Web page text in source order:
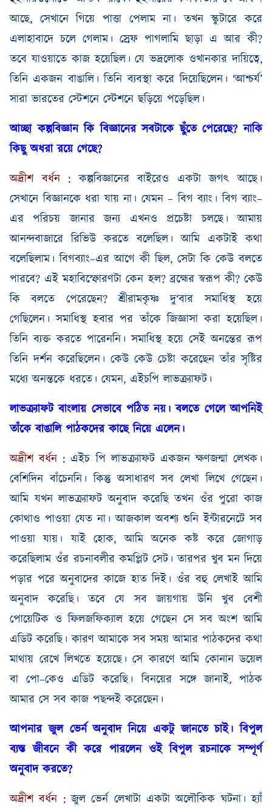
আছে, সেখানে গিয়ে পাত্তা পেলাম না। তখন স্কুটারে করে
এলাহাবাদে চলে গেলাম। স্রেফ পাগলামি ছাড়া এ আর কী?
তবে যাওয়াতে কাজ হয়েছিল। যে ভদ্রলোক ওখানকার দায়িত্বে,
তিনি একজন বাঙালি। তিনি ব্যবস্থা করে দিয়েছিলেন। ‘আশ্চর্য’
সারা ভারতের স্টেশনে স্টেশনে ছড়িয়ে পড়েছিল।
আচ্ছা কল্পবিজ্ঞান কি বিজ্ঞানের সবটাকে ছুঁতে পেরেছে?নাকি
কিছু অধরা রয়ে গেছে?
অদ্রীশ বর্ধন :কল্পবিজ্ঞানের বাইরেও একটা জগৎ আছে।
সেখানে বিজ্ঞানকে ধরা যায় না। যেমন–বিগ ব্যাং।বিগ ব্যাং–
এর পরিচয় জানার জন্য এখনও প্রচেষ্টা চলছে।
আমায়
আনন্দবাজারে রিভিউ করতে বলেছিল। আমি একটাই কথা
বলেছিলাম। বিগব্যাং–এর আগে কী ছিল, সেটা কি কেউ বলতে
পারবে? এই মহাবিস্ফোরণটা কেন হল?ব্রহ্মের স্বরূপ কী? কেউ
কি
বলতে পেরেছেন?শ্রীরামকৃষ্ণ দু‘বার সমাধিস্থ
হয়ে
গেছিলেন। সমাধিস্থ হবার পর তাঁকে জিজ্ঞাসা করা হয়েছিল।
তিনি ব্যক্ত করতে পারেননি। সমাধিস্থ হয়ে সেই অনন্তের রূপ
তিনি দর্শন করেছিলেন। কেউ কেউ চেষ্টা করেছেন তাঁর সৃষ্টির
মধ্যে অনন্তকে ধরতে। যেমন, এইচপি লাভক্র্যাফট।
লাভক্র্যাফট বাংলায় সেভাবে পঠিতনয়। বলতে গেলে আপনিই
তাঁকে বাঙালি পাঠকদের কাছে নিয়ে এলেন।
অদ্রীশ বর্ধন : এইচ পি লাভক্র্যাফট একজন ক্ষণজন্মা লেখক।
বেশিদিন বাঁচেননি। কিন্তু অসাধারণ সব লেখা লিখে গেছেন।
আমি যখন লাভক্র্যাফট অনুবাদ করেছি তখন ওঁর পুরো কাজ
কোথাও পাওয়া যেত না। আজকাল অবশ্য শুনি ইন্টারনেটে সব
পাওয়া যায়। যাই হোক,আমি অনেক কষ্ট করে জোগাড়
করেছিলাম ওঁর রচনাবলীর কমপ্লিট সেট। তারপর খুব মন দিয়ে
পড়ার পরে অনুবাদের কাজে হাত দিই। ওঁর বহু লেখাই আমি
অনুবাদ করেছি। তবে যে সব জায়গায় উনি খুব বেশী
পোয়েটিক ও ফিলজফিক্যাল হয়ে গেছেন সে সব অংশ আমি
এডিট করেছি। কারণ আমাকে সব সময় আমার পাঠকদের কথা
মাথায় রেখে লিখতে হয়েছে। সে কারণে আমি কোনান ডয়েল
বা পো–কেও এডিট করেছি। বিনয়ের সঙ্গে জানাই,পাঠক
আমার সে সব কাজ পছন্দই করেছেন।
আপনার জুল ভের্ন অনুবাদ নিয়ে একটু জানতে চাই। বিপুল
ব্যস্ত জীবনে কী করে পারলেন ওই বিপুল রচনাকে সম্পূর্ণ
অনুবাদ করতে?
অদ্রীশ বর্ধন :জুল ভের্ন লেখাটা একটা অলৌকিক ঘটনা। হ্যাঁ